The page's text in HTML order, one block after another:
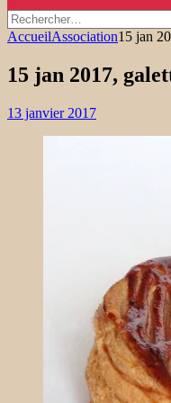
Rechercher :
AccueilAssociation15 jan
15 jan 2017,
13 janvier 2017